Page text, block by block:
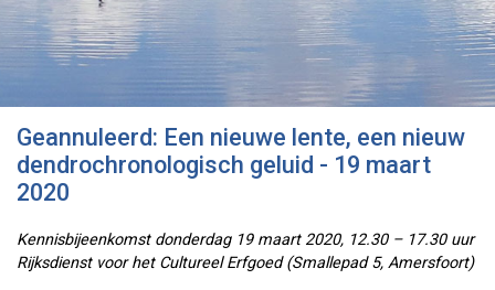
Geannuleerd: Een nieuwe lente, een nieuw
dendrochronologisch geluid - 19 maart
2020
Kennisbijeenkomst donderdag 19 maart 2020, 12.30 – 17.30 uur
Rijksdienst voor het Cultureel Erfgoed (Smallepad 5, Amersfoort)